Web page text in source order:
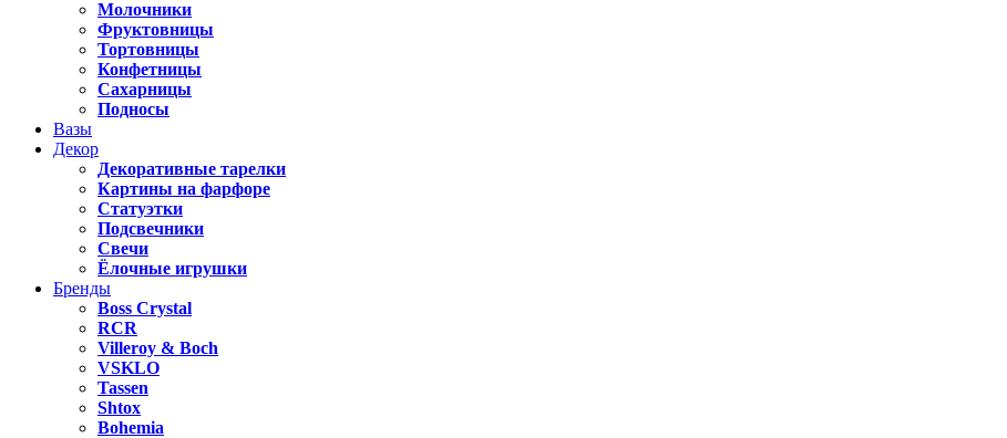
Молочники
Фруктовницы
Тортовницы
Конфетницы
Сахарницы
Подносы
Вазы
Декор
Декоративные тарелки
Картины на фарфоре
Статуэтки
Подсвечники
Свечи
Ёлочные игрушки
Бренды
Boss Crystal
RCR
Villeroy & Boch
VSKLO
Tassen
Shtox
Bohemia